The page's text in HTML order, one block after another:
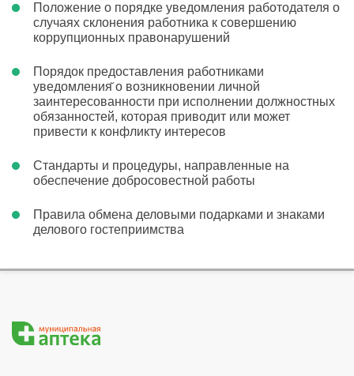
Положение о порядке уведомления работодателя о
случаях склонения работника к совершению
коррупционных правонарушений
Порядок предоставления работниками
уведомления̆ о возникновении личной
заинтересованности при исполнении должностных
обязанностей, которая приводит или может
привести к конфликту интересов
Стандарты и процедуры, направленные на
обеспечение добросовестной работы
Правила обмена деловыми подарками и знаками
делового гостеприимства